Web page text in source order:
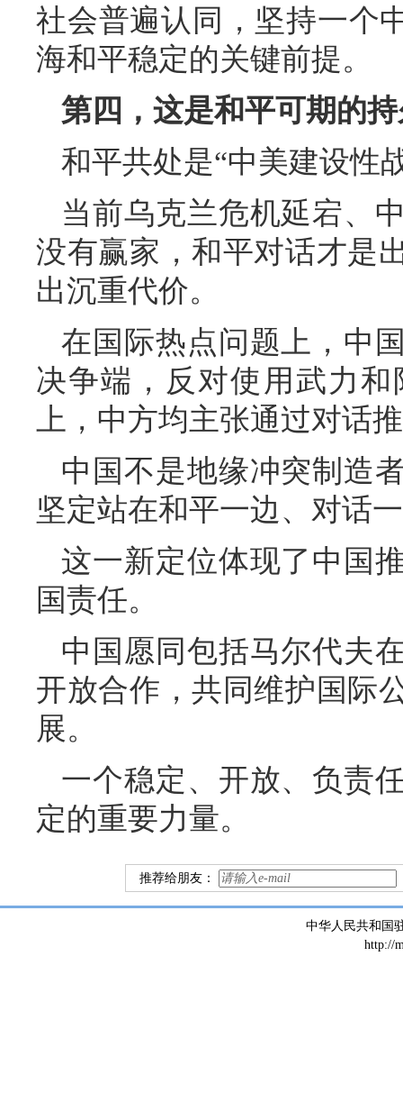
社会普遍认同，坚持一个
海和平稳定的关键前提。
第四，这是和平可期的
和平共处是“中美建设性
当前乌克兰危机延宕、
没有赢家，和平对话才是
出沉重代价。
在国际热点问题上，中
决争端，反对使用武力
上，中方均主张通过对话
中国不是地缘冲突制造
坚定站在和平一边、对话
这一新定位体现了中国
国责任。
中国愿同包括马尔代夫
开放合作，共同维护国际
展。
一个稳定、开放、负责
定的重要力量。
推荐给朋友：
中华人民共和国
http://